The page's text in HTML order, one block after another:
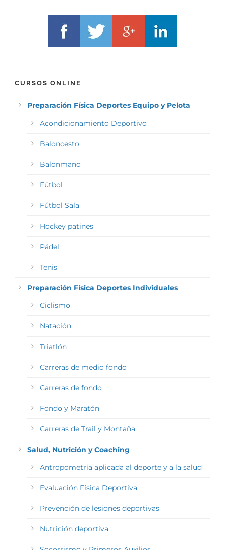
CURSOS ONLINE
Preparación Física Deportes Equipo y Pelota
Acondicionamiento Deportivo
Baloncesto
Balonmano
Fútbol
Fútbol Sala
Hockey patines
Pádel
Tenis
Preparación Física Deportes Individuales
Ciclismo
Natación
Triatlón
Carreras de medio fondo
Carreras de fondo
Fondo y Maratón
Carreras de Trail y Montaña
Salud, Nutrición y Coaching
Antropometría aplicada al deporte y a la salud
Evaluación Física Deportiva
Prevención de lesiones deportivas
Nutrición deportiva